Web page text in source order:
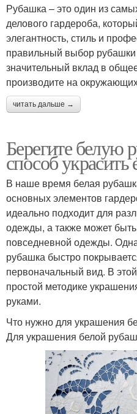
Рубашка – это один из
делового гардероба,
элегантность, стиль и
правильный выбор рубашки
значительный вклад в
производите на
читать дальше →
Берегите белую
способ
В наше время белая
основных элементов
идеально подходит для
одежды, а также может
повседневной одежды.
рубашка быстро
первоначальный вид. В
простой методике
руками.
Что нужно для украшения
Для украшения белой